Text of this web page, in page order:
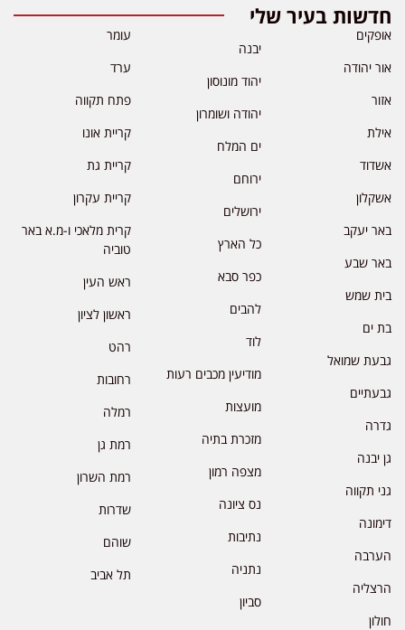
חדשות בעיר שלי
אופקים
אור יהודה
אזור
אילת
אשדוד
אשקלון
באר יעקב
באר שבע
בית שמש
בת ים
גבעת שמואל
גבעתיים
גדרה
גן יבנה
גני תקווה
דימונה
הערבה
הרצליה
חולון
יבנה
יהוד מונוסון
יהודה ושומרון
ים המלח
ירוחם
ירושלים
כל הארץ
כפר סבא
להבים
לוד
מודיעין מכבים רעות
מועצות
מזכרת בתיה
מצפה רמון
נס ציונה
נתיבות
נתניה
סביון
עומר
ערד
פתח תקווה
קריית אונו
קריית גת
קריית עקרון
קרית מלאכי ו-מ.א באר
טוביה
ראש העין
ראשון לציון
רהט
רחובות
רמלה
רמת גן
רמת השרון
שדרות
שוהם
תל אביב